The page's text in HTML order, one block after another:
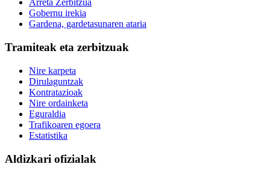
Arreta Zerbitzua
Gobernu irekia
Gardena, gardetasunaren ataria
Tramiteak eta zerbitzuak
Nire karpeta
Dirulaguntzak
Kontratazioak
Nire ordainketa
Eguraldia
Trafikoaren egoera
Estatistika
Aldizkari ofizialak